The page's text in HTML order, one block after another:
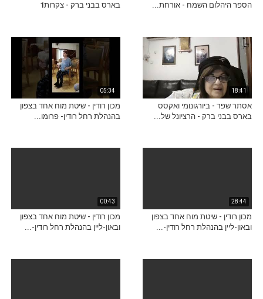
הספר היהלום השמח - אורחת...
בארס בבני ברק - צקרות1
18:41
אסתר שפר - ביורגונומי ואקסס
בארס בבני ברק - הרציונל של...
05:34
מכון רודין - שיטת מוח אחד בצפון
בהנהלת רחל רודין- פרומו...
28:44
מכון רודין - שיטת מוח אחד בצפון
ובאון-ליין בהנהלת רחל רודין-...
00:43
מכון רודין - שיטת מוח אחד בצפון
ובאון-ליין בהנהלת רחל רודין-...